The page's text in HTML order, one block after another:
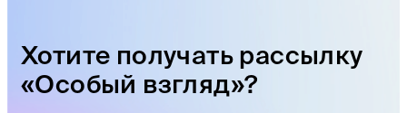
Хотите получать рассылку
«Особый взгляд»?